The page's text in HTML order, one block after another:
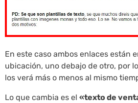
En este caso ambos enlaces están
ubicación, uno debajo de otro, por
los verá más o menos al mismo
Lo que cambia es el «texto de